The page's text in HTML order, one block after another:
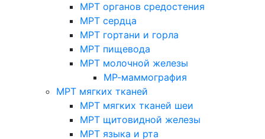
МРТ органов средостения
МРТ сердца
МРТ гортани и горла
МРТ пищевода
МРТ молочной железы
МР-маммография
МРТ мягких тканей
МРТ мягких тканей шеи
МРТ щитовидной железы
МРТ языка и рта